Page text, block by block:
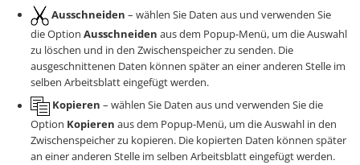
Ausschneiden – wählen Sie Daten aus und verwenden Sie
die Option Ausschneiden aus dem Popup-Menü, um die Auswahl
zu löschen und in den Zwischenspeicher zu senden. Die
ausgeschnittenen Daten können später an einer anderen Stelle im
selben Arbeitsblatt eingefügt werden.
Kopieren – wählen Sie Daten aus und verwenden Sie die
Option Kopieren aus dem Popup-Menü, um die Auswahl in den
Zwischenspeicher zu kopieren. Die kopierten Daten können später
an einer anderen Stelle im selben Arbeitsblatt eingefügt werden.